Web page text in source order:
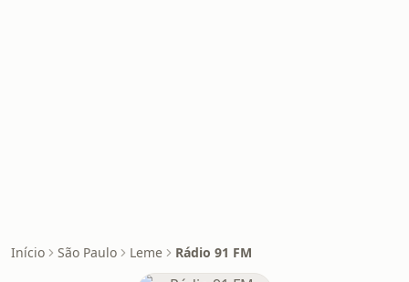
Início São Paulo Leme Rádio 91 FM